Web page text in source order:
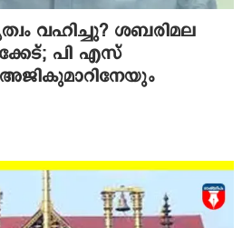
വഹിച്ചു? ശബരിമല
പി എസ്